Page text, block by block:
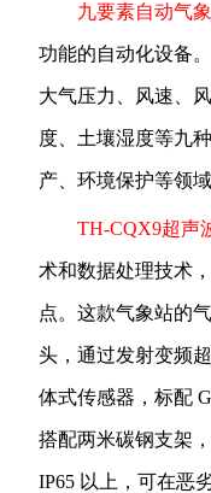
九要素自动气
功能的自动化设备
大气压力、风速、
度、土壤湿度等九
产、环境保护等领
TH-CQX9超声
术和数据处理技术
点。这款气象站的
头，通过发射变频
体式传感器，标配
搭配两米碳钢支架
IP65 以上，可在恶